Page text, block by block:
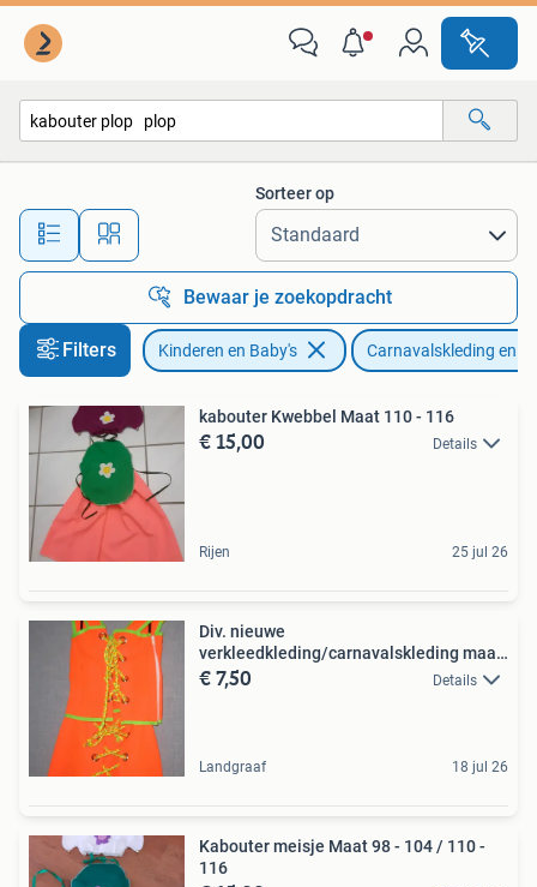
Alle afstanden…
Sorteer op
Bewaar je zoekopdracht
Filters Kinderen en Baby's Carnavalskleding en
kabouter Kwebbel Maat 110 - 116
€ 15,00 Details
Rijen 25 jul 26
Div. nieuwe
verkleedkleding/carnavalskleding maat
164,
€ 7,50 Details
Landgraaf 18 jul 26
Kabouter meisje Maat 98 - 104 / 110 -
116